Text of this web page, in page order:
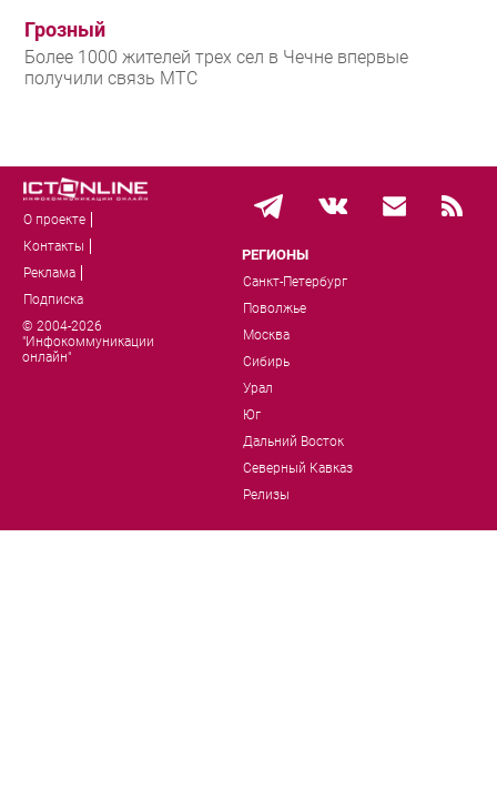
Грозный
Более 1000 жителей трех сел в Чечне впервые
получили связь МТС
О проекте
Контакты
Реклама
Подписка
© 2004-2026
"Инфокоммуникации
онлайн"
РЕГИОНЫ
Санкт-Петербург
Поволжье
Москва
Сибирь
Урал
Юг
Дальний Восток
Северный Кавказ
Релизы